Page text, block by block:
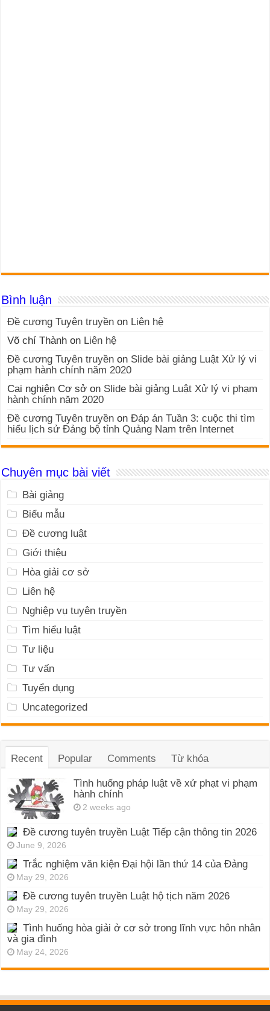
Bình luận
Đề cương Tuyên truyền on Liên hệ
Võ chí Thành on Liên hệ
Đề cương Tuyên truyền on Slide bài giảng Luật Xử lý vi
phạm hành chính năm 2020
Cai nghiện Cơ sở on Slide bài giảng Luật Xử lý vi phạm
hành chính năm 2020
Đề cương Tuyên truyền onĐáp án Tuần 3: cuộc thi tìm
hiểu lịch sử Đảng bộ tỉnh Quảng Nam trên Internet
Chuyên mục bài viết
Bài giảng
Biểu mẫu
Đề cương luật
Giới thiệu
Hòa giải cơ sở
Liên hệ
Nghiệp vụ tuyên truyền
Tìm hiểu luật
Tư liệu
Tư vấn
Tuyển dụng
Uncategorized
Recent Popular Comments Từ khóa
Tình huống pháp luật về xử phạt vi phạm
hành chính
2 weeks ago
Đề cương tuyên truyền Luật Tiếp cận thông tin 2026
June 9, 2026
Trắc nghiệm văn kiện Đại hội lần thứ 14 của Đảng
May 29, 2026
Đề cương tuyên truyền Luật hộ tịch năm 2026
May 29, 2026
Tình huống hòa giải ở cơ sở trong lĩnh vực hôn nhân
và gia đình
May 24, 2026